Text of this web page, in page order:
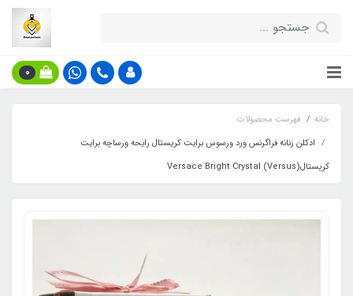
0
خانه
فهرست محصولات
ادکلن زنانه فراگرنس ورد ورسوس برایت کریستال رایحه ورساچه برایت
کریستال(Versus) Versace Bright Crystal